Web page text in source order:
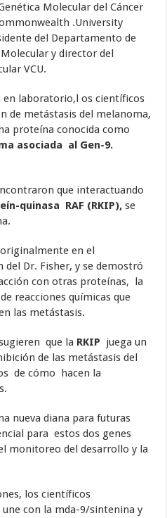
Molecular del Cáncer
.University
del Departamento de
y director del
VCU.
en laboratorio,l os científicos
de metástasis del melanoma,
proteína conocida como
asociada al Gen-9.
que interactuando
quinasa RAF (RKIP), se
en el
Dr. Fisher, y se demostró
con otras proteínas, la
reacciones químicas que
las metástasis.
que la RKIP juega un
de las metástasis del
de cómo hacen la
nueva diana para futuras
para estos dos genes
monitoreo del desarrollo y la
los científicos
une con la mda-9/sintenina y